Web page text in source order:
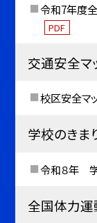
令和7年度
PDF
交通安全マ
校区安全マ
学校のきま
令和８年
全国体力